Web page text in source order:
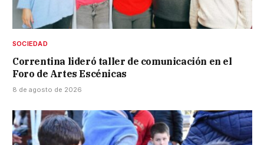
SOCIEDAD
Correntina lideró taller de comunicación en el
Foro de Artes Escénicas
8 de agosto de 2026